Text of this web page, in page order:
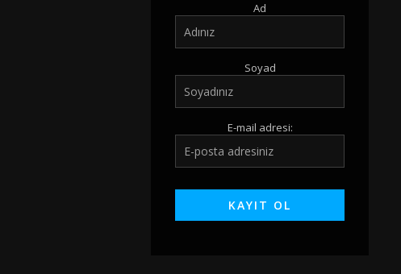
Ad
Soyad
E-mail adresi: